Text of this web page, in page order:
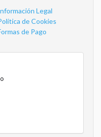
Legal
de Cookies
de Pago